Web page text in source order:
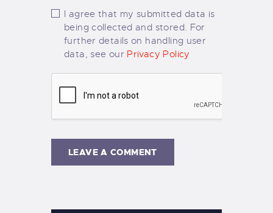
I agree that my submitted data is
being collected and stored. For
further details on handling user
data, see our Privacy Policy